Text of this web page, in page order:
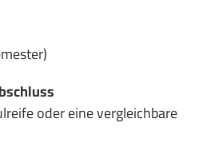
oder eine vergleichbare